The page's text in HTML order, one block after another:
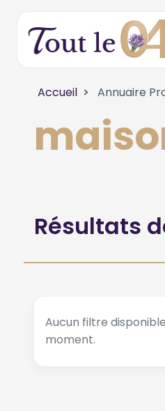
Accueil Annuaire
Résultats
Aucun filtre
moment.